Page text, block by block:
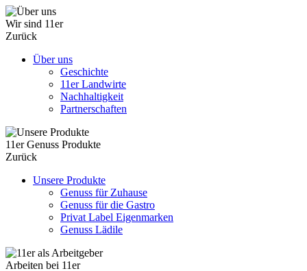
Wir sind 11er
Zurück
Über uns
Geschichte
11er Landwirte
Nachhaltigkeit
Partnerschaften
11er Genuss Produkte
Zurück
Unsere Produkte
Genuss für Zuhause
Genuss für die Gastro
Privat Label Eigenmarken
Genuss Lädile
Arbeiten bei 11er